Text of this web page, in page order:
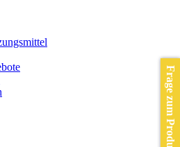
Frage zum Produkt?